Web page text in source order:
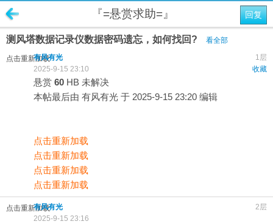
回复
『=悬赏求助=』
测风塔数据记录仪数据密码遗忘，如何找回? 看全部
点击重新加载 1层
有风有光
收藏
2025-9-15 23:10
悬赏 60 HB 未解决
本帖最后由 有风有光 于 2025-9-15 23:20 编辑
点击重新加载
点击重新加载
点击重新加载
点击重新加载
点击重新加载 2层
有风有光
2025-9-15 23:16